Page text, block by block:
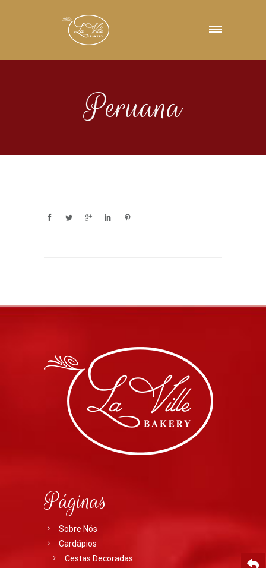
Peruana
Páginas
Sobre Nós
Cardápios
Cestas Decoradas